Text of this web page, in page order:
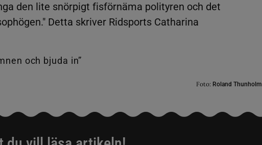
den lite snörpigt fisförnäma polityren och det
Detta skriver Ridsports Catharina
Foto: Roland Thunholm